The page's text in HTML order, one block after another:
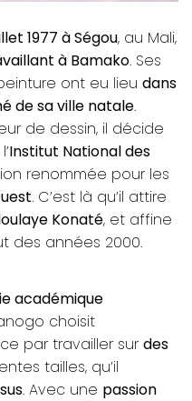
1977 à Ségou, au Mali,
à Bamako. Ses
ont eu lieu dans
de sa ville natale.
de dessin, il décide
Institut National des
renommée pour les
. C’est là qu’il attire
Konaté, et affine
des années 2000.
académique
choisit
par travailler sur des
tailles, qu’il
. Avec une passion